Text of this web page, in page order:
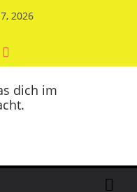
2026
dich im